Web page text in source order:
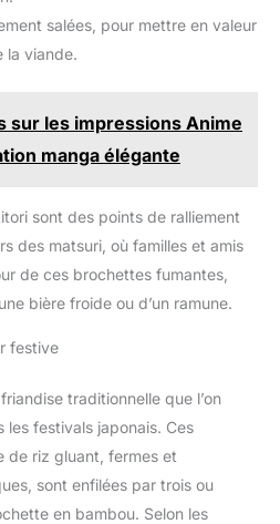
salées, pour mettre en valeur
la viande.
sur les impressions Anime
manga élégante
sont des points de ralliement
des matsuri, où familles et amis
de ces brochettes fumantes,
bière froide ou d’un ramune.
festive
traditionnelle que l’on
les festivals japonais. Ces
de riz gluant, fermes et
sont enfilées par trois ou
en bambou. Selon les